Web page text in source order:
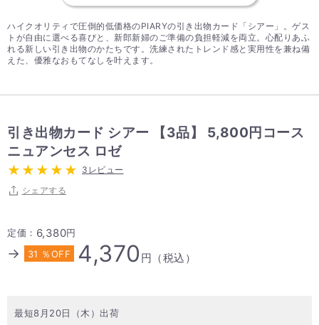
ハイクオリティで圧倒的低価格のPIARYの引き出物カード「シアー」。ゲス
トが自由に選べる喜びと、新郎新婦のご準備の負担軽減を両立。心配りあふ
れる新しい引き出物のかたちです。洗練されたトレンド感と実用性を兼ね備
えた、優雅なおもてなしを叶えます。
引き出物カード シアー 【3品】 5,800円コース
ニュアンセス ロゼ
3レビュー
シェアする
定価： 6,380円
→ 31 ％OFF 4,370 円（税込）
最短8月20日（木）出荷